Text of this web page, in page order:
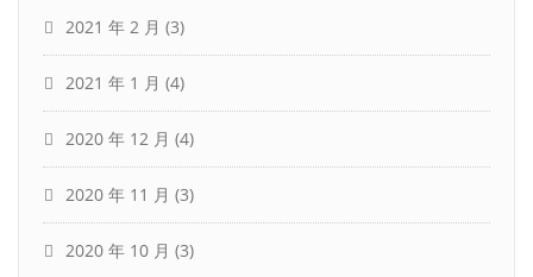
2021 年 2 月 (3)
2021 年 1 月 (4)
2020 年 12 月 (4)
2020 年 11 月 (3)
2020 年 10 月 (3)